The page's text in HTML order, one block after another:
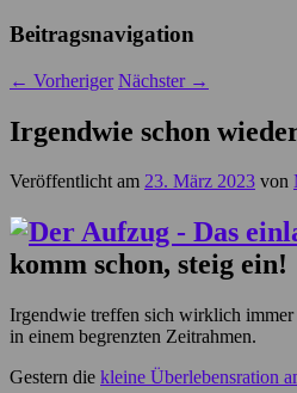
Beitragsnavigation
← Vorheriger Nächster →
Irgendwie schon
Veröffentlicht am 23. März 2023 von
komm schon, steig ein!
Irgendwie treffen sich wirklich immer
in einem begrenzten Zeitrahmen.
Gestern die kleine Überlebensration